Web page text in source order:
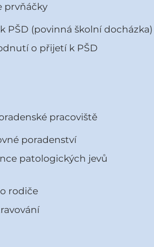
prvňáčky
PŠD (povinná školní docházka)
o přijetí k PŠD
pracoviště
poradenství
patologických jevů
rodiče